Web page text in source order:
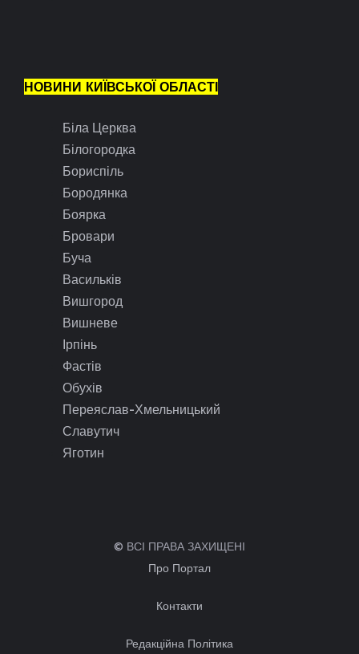
НОВИНИ КИЇВСЬКОЇ ОБЛАСТІ
Біла Церква
Білогородка
Бориспіль
Бородянка
Боярка
Бровари
Буча
Васильків
Вишгород
Вишневе
Ірпінь
Фастів
Обухів
Переяслав-Хмельницький
Славутич
Яготин
© ВСІ ПРАВА ЗАХИЩЕНІ
Про Портал
Контакти
Редакційна Політика